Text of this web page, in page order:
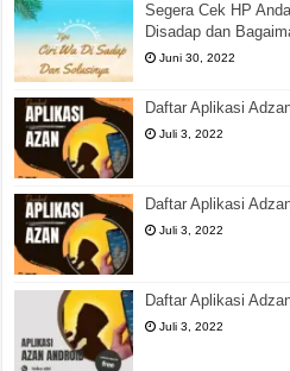
Segera Cek HP
Disadap dan
Juni 30, 2022
Daftar Aplikasi
Juli 3, 2022
Daftar Aplikasi
Juli 3, 2022
Daftar Aplikasi
Juli 3, 2022